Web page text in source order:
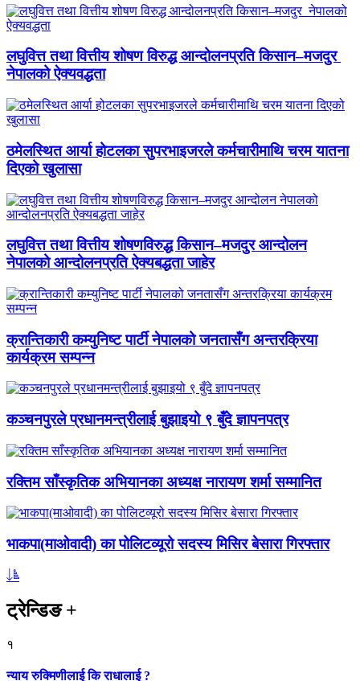
लघुवित्त तथा वित्तीय शोषण विरुद्ध आन्दोलनप्रति किसान–मजदुर
नेपालको ऐक्यवद्धता
ठमेलस्थित आर्या होटलका सुपरभाइजरले कर्मचारीमाथि चरम यातना
दिएको खुलासा
लघुवित्त तथा वित्तीय शोषणविरुद्ध किसान–मजदुर आन्दोलन
नेपालको आन्दोलनप्रति ऐक्यबद्धता जाहेर
क्रान्तिकारी कम्युनिष्ट पार्टी नेपालको जनतासँग अन्तरक्रिया
कार्यक्रम सम्पन्न
कञ्चनपुरले प्रधानमन्त्रीलाई बुझाइयो ९ बुँदे ज्ञापनपत्र
रक्तिम साँस्कृतिक अभियानका अध्यक्ष नारायण शर्मा सम्मानित
भाकपा(माओवादी) का पोलिटव्यूरो सदस्य मिसिर बेसारा गिरफ्तार
ट्रेन्डिङ+
१
न्याय रुक्मिणीलाई कि राधालाई ?